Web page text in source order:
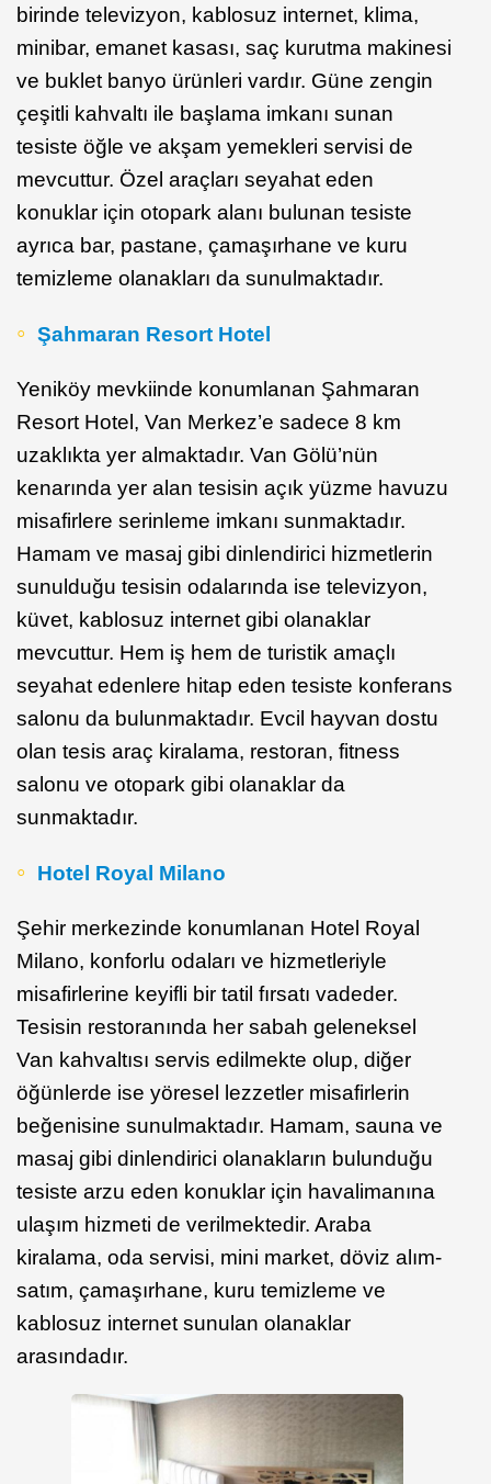
birinde televizyon, kablosuz internet, klima,
minibar, emanet kasası, saç kurutma makinesi
ve buklet banyo ürünleri vardır. Güne zengin
çeşitli kahvaltı ile başlama imkanı sunan
tesiste öğle ve akşam yemekleri servisi de
mevcuttur. Özel araçları seyahat eden
konuklar için otopark alanı bulunan tesiste
ayrıca bar, pastane, çamaşırhane ve kuru
temizleme olanakları da sunulmaktadır.
Şahmaran Resort Hotel
Yeniköy mevkiinde konumlanan Şahmaran
Resort Hotel, Van Merkez’e sadece 8 km
uzaklıkta yer almaktadır. Van Gölü’nün
kenarında yer alan tesisin açık yüzme havuzu
misafirlere serinleme imkanı sunmaktadır.
Hamam ve masaj gibi dinlendirici hizmetlerin
sunulduğu tesisin odalarında ise televizyon,
küvet, kablosuz internet gibi olanaklar
mevcuttur. Hem iş hem de turistik amaçlı
seyahat edenlere hitap eden tesiste konferans
salonu da bulunmaktadır. Evcil hayvan dostu
olan tesis araç kiralama, restoran, fitness
salonu ve otopark gibi olanaklar da
sunmaktadır.
Hotel Royal Milano
Şehir merkezinde konumlanan Hotel Royal
Milano, konforlu odaları ve hizmetleriyle
misafirlerine keyifli bir tatil fırsatı vadeder.
Tesisin restoranında her sabah geleneksel
Van kahvaltısı servis edilmekte olup, diğer
öğünlerde ise yöresel lezzetler misafirlerin
beğenisine sunulmaktadır. Hamam, sauna ve
masaj gibi dinlendirici olanakların bulunduğu
tesiste arzu eden konuklar için havalimanına
ulaşım hizmeti de verilmektedir. Araba
kiralama, oda servisi, mini market, döviz alım-
satım, çamaşırhane, kuru temizleme ve
kablosuz internet sunulan olanaklar
arasındadır.